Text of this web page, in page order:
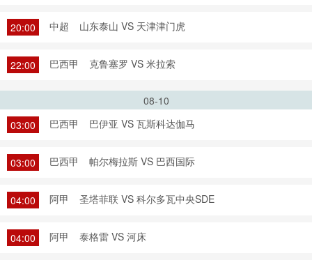
20:00 中超 山东泰山 VS 天津津门虎
22:00 巴西甲 克鲁塞罗 VS 米拉索
08-10
03:00
巴西甲 巴伊亚 VS 瓦斯科达伽马
03:00 巴西甲 帕尔梅拉斯 VS 巴西国际
04:00 阿甲 圣塔菲联 VS 科尔多瓦中央SDE
04:00 阿甲 泰格雷 VS 河床